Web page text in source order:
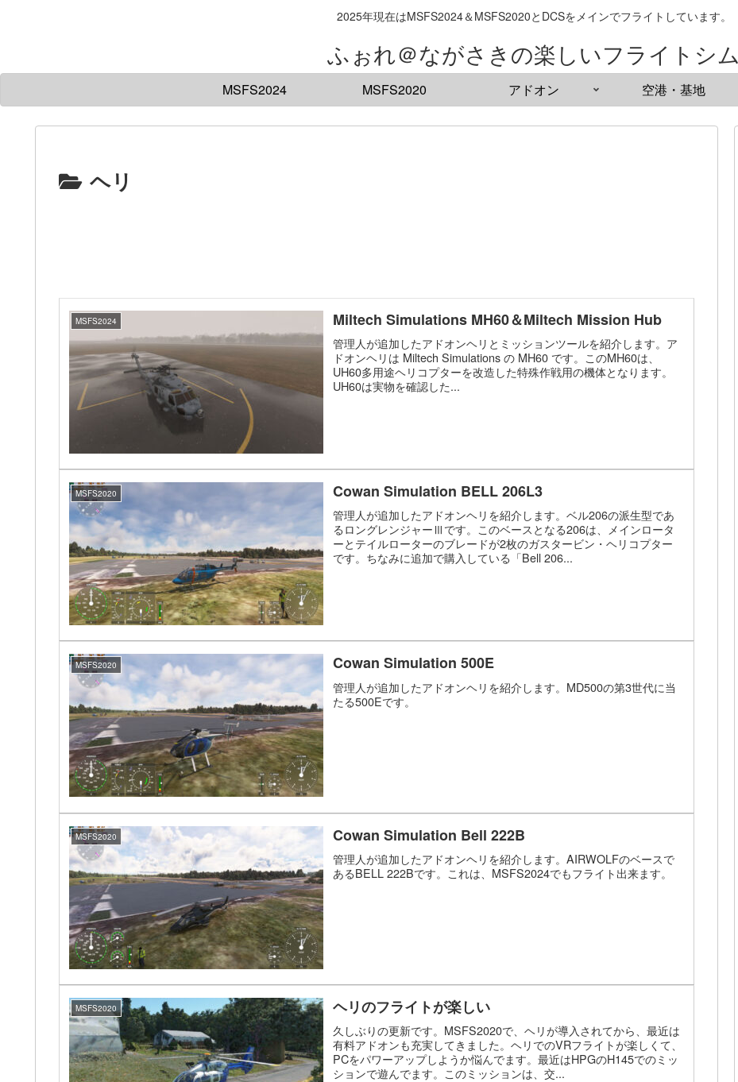
2025年現在はMSFS2024＆MSFS2020とDCSをメインでフライトしています。
ふぉれ＠ながさきの楽しいフライトシム
MSFS2024 MSFS2020 アドオン 空港・基地
ヘリ
MSFS2024 Miltech Simulations MH60＆Miltech Mission Hub
管理人が追加したアドオンヘリとミッションツールを紹介します。ア
ドオンヘリは Miltech Simulations の MH60 です。このMH60は、
UH60多用途ヘリコプターを改造した特殊作戦用の機体となります。
UH60は実物を確認した...
MSFS2020 Cowan Simulation BELL 206L3
管理人が追加したアドオンヘリを紹介します。ベル206の派生型であ
るロングレンジャーⅢです。このベースとなる206は、メインロータ
ーとテイルローターのブレードが2枚のガスタービン・ヘリコプター
です。ちなみに追加で購入している「Bell 206...
MSFS2020 Cowan Simulation 500E
管理人が追加したアドオンヘリを紹介します。MD500の第3世代に当
たる500Eです。
MSFS2020 Cowan Simulation Bell 222B
管理人が追加したアドオンヘリを紹介します。AIRWOLFのベースで
あるBELL 222Bです。これは、MSFS2024でもフライト出来ます。
MSFS2020 ヘリのフライトが楽しい
久しぶりの更新です。MSFS2020で、ヘリが導入されてから、最近は
有料アドオンも充実してきました。ヘリでのVRフライトが楽しくて、
PCをパワーアップしようか悩んでます。最近はHPGのH145でのミッ
ションで遊んでます。このミッションは、交...